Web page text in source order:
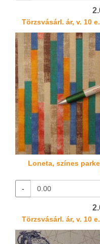
Törzsvásárl. ár, v. 10
Loneta, színes
-
Törzsvásárl. ár, v. 10